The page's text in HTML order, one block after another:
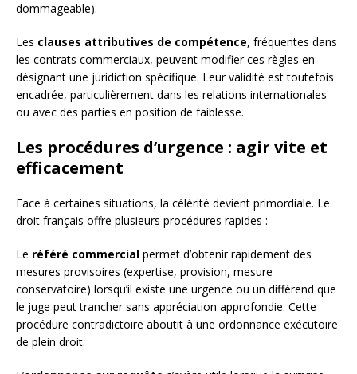
dommageable).
Les clauses attributives de compétence, fréquentes dans
les contrats commerciaux, peuvent modifier ces règles en
désignant une juridiction spécifique. Leur validité est toutefois
encadrée, particulièrement dans les relations internationales
ou avec des parties en position de faiblesse.
Les procédures d’urgence : agir vite et
efficacement
Face à certaines situations, la célérité devient primordiale. Le
droit français offre plusieurs procédures rapides :
Le référé commercial permet d’obtenir rapidement des
mesures provisoires (expertise, provision, mesure
conservatoire) lorsqu’il existe une urgence ou un différend que
le juge peut trancher sans appréciation approfondie. Cette
procédure contradictoire aboutit à une ordonnance exécutoire
de plein droit.